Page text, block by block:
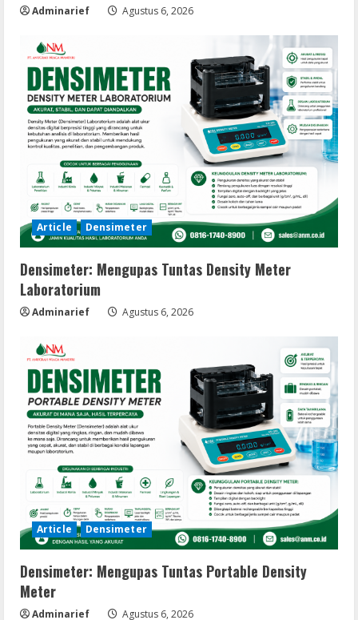
Adminarief Agustus 6, 2026
Article Densimeter
Densimeter: Mengupas Tuntas Density Meter
Laboratorium
Adminarief Agustus 6, 2026
Article Densimeter
Densimeter: Mengupas Tuntas Portable Density
Meter
Adminarief Agustus 6, 2026